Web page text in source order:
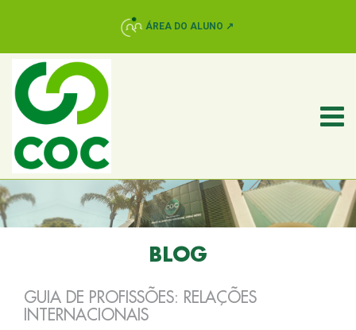
ÁREA DO ALUNO ↗
BLOG
GUIA DE PROFISSÕES: RELAÇÕES
INTERNACIONAIS